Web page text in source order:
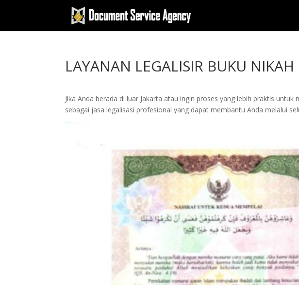
LAYANAN LEGALISIR BUKU
Jika Anda berada di luar Jakarta atau ingin proses yang lebih praktis
sebagai jasa legalisasi profesional yang dapat membantu Anda melalui